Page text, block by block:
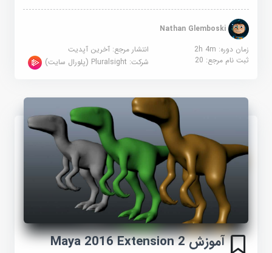
Nathan Glemboski
زمان دوره: 2h 4m
انتشار مرجع:آخرین آپدیت
ثبت نام مرجع:20 شرکت:Pluralsight (پلورال سایت)
آموزش Maya 2016 Extension 2